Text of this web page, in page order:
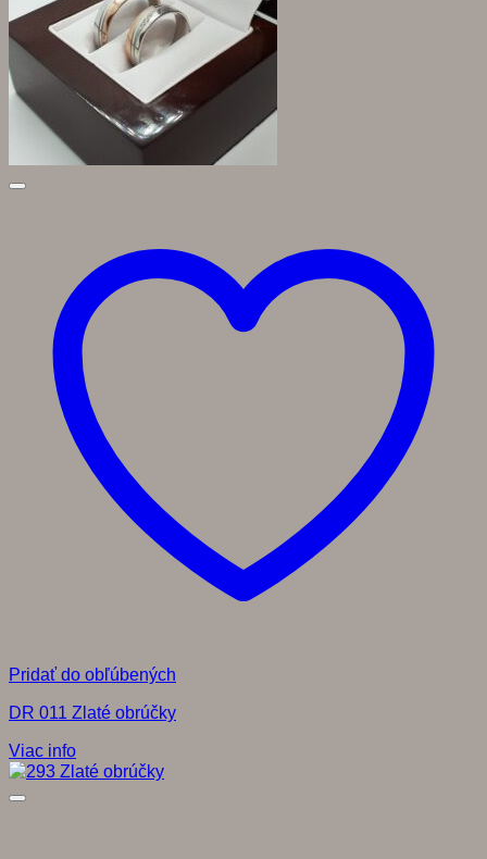
Pridať do obľúbených
DR 011 Zlaté obrúčky
Viac info